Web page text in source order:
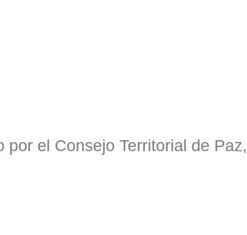
el Consejo Territorial de Paz,